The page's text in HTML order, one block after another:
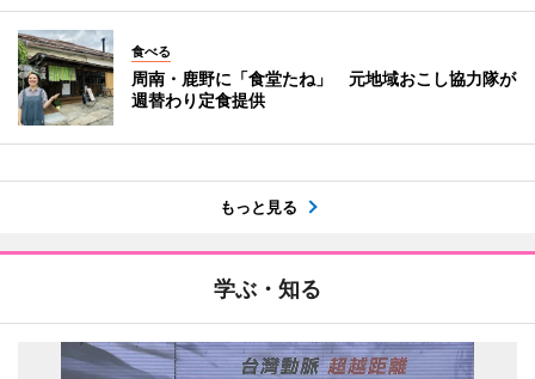
食べる
周南・鹿野に「食堂たね」 元地域おこし協力隊が
週替わり定食提供
もっと見る
学ぶ・知る